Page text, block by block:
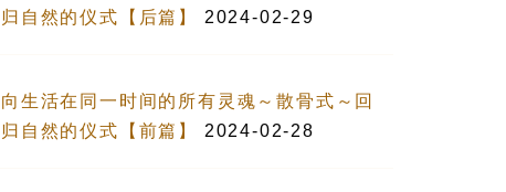
归自然的仪式【后篇】
2024-02-29
向生活在同一时间的所有灵魂～散骨式～回
归自然的仪式【前篇】
2024-02-28